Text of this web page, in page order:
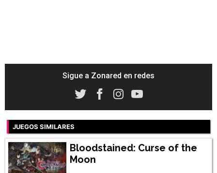
Sigue a Zonared en redes
JUEGOS SIMILARES
Bloodstained: Curse of the
Moon